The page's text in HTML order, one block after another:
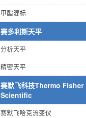
甲酯混标
赛多利斯天平
分析天平
精密天平
赛默飞科技Thermo Fisher
Scientific
赛默飞哈克流变仪